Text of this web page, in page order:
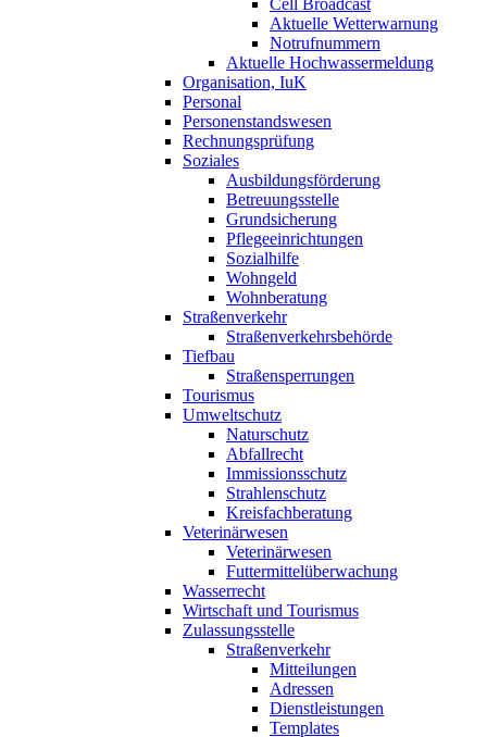
Cell Broadcast
Aktuelle Wetterwarnung
Notrufnummern
Aktuelle Hochwassermeldung
Organisation, IuK
Personal
Personenstandswesen
Rechnungsprüfung
Soziales
Ausbildungsförderung
Betreuungsstelle
Grundsicherung
Pflegeeinrichtungen
Sozialhilfe
Wohngeld
Wohnberatung
Straßenverkehr
Straßenverkehrsbehörde
Tiefbau
Straßensperrungen
Tourismus
Umweltschutz
Naturschutz
Abfallrecht
Immissionsschutz
Strahlenschutz
Kreisfachberatung
Veterinärwesen
Veterinärwesen
Futtermittelüberwachung
Wasserrecht
Wirtschaft und Tourismus
Zulassungsstelle
Straßenverkehr
Mitteilungen
Adressen
Dienstleistungen
Templates